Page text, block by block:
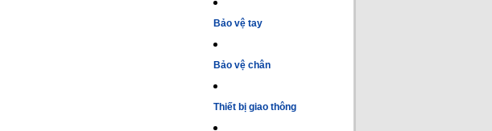
Bảo vệ tay
Bảo vệ chân
Thiết bị giao thông